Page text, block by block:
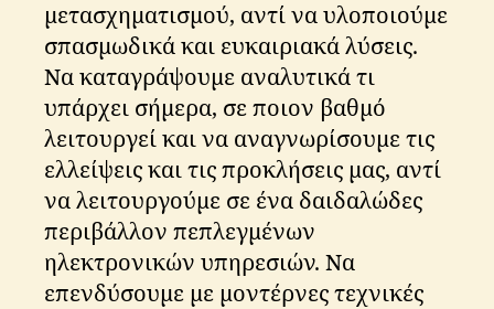
μετασχηματισμού, αντί να υλοποιούμε
σπασμωδικά και ευκαιριακά λύσεις.
Να καταγράψουμε αναλυτικά τι
υπάρχει σήμερα, σε ποιον βαθμό
λειτουργεί και να αναγνωρίσουμε τις
ελλείψεις και τις προκλήσεις μας, αντί
να λειτουργούμε σε ένα δαιδαλώδες
περιβάλλον πεπλεγμένων
ηλεκτρονικών υπηρεσιών. Να
επενδύσουμε με μοντέρνες τεχνικές